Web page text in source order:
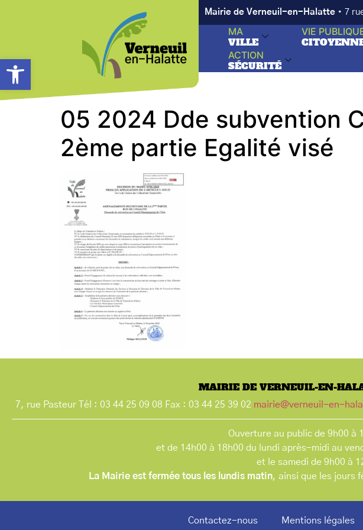
Ouvrir la barre d’outils
Mairie de Verneuil-en-Halatte • 7
MA
VILLE
VIE
ACTION
SÉCURITÉ
05 2024 Dde subvention
2ème partie Egalité visé
MAIRIE DE VERNEUIL-EN-
7, rue Pasteur Tél : 03 44 25 09 08 Fax : 03 44 25 39 02 mairie@verneuil-en-
Ouverture au public de 9h00 à
et de 14h00 à 18h00 du lundi après-midi au
et le samedi de 9h00 à
La Mairie est fermée tous les lundis matin, ainsi que les jours
Contactez-nous Mentions légales